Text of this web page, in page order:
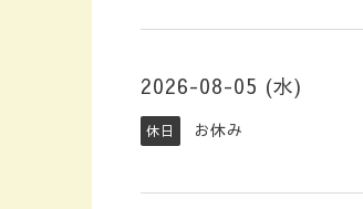
2026-08-05 (水)
休日 お休み